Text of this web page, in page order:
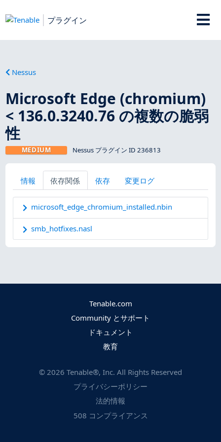
プラグイン
Nessus
Microsoft Edge (chromium)
< 136.0.3240.76 の複数の脆弱
性
MEDIUM Nessus プラグイン ID 236813
情報 依存関係 依存 変更ログ
microsoft_edge_chromium_installed.nbin
smb_hotfixes.nasl
Tenable.com
Community とサポート
ドキュメント
教育
© 2026 Tenable®, Inc. All Rights Reserved
プライバシーポリシー
法的情報
508 コンプライアンス